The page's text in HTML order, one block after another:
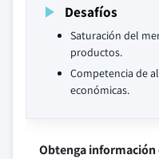
Desafíos
Saturación del
productos.
Competencia de
económicas.
Obtenga